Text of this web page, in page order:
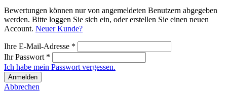
Bewertungen können nur von angemeldeten Benutzern abgegeben
werden. Bitte loggen Sie sich ein, oder erstellen Sie einen neuen
Account. Neuer Kunde?
Ihre E-Mail-Adresse *
Ihr Passwort *
Ich habe mein Passwort vergessen.
Anmelden
Abbrechen